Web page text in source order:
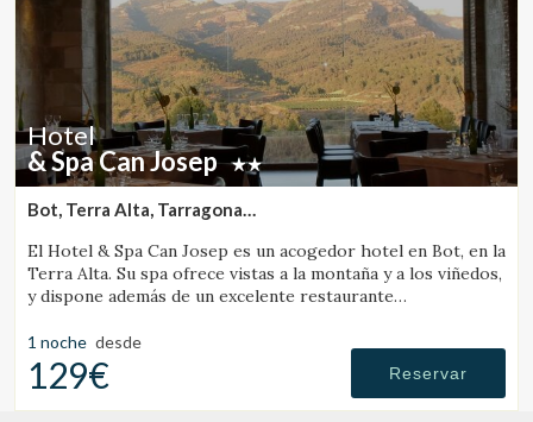
CA ES EN FR
Hotel
& Spa Can Josep
Bot, Terra Alta, Tarragona
El Hotel & Spa Can Josep es un acogedor hotel en Bot, en la
Terra Alta. Su spa ofrece vistas a la montaña y a los viñedos,
y dispone además de un excelente restaurante
1 noche desde
129€ Reservar
Modificar cookies